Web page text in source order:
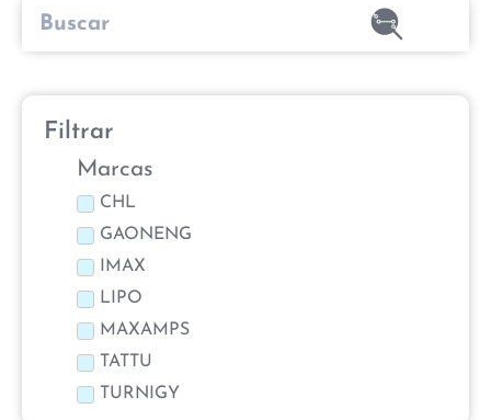
Filtrar
Marcas
CHL
GAONENG
IMAX
LIPO
MAXAMPS
TATTU
TURNIGY